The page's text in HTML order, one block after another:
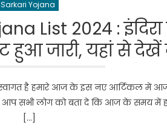
Sarkari Yojana
List 2024 :
हुआ जारी, यहां से
स्वागत है हमारे आज के इस नए आर्टिकल में
आप सभी लोग को बता दे कि आज के समय में
[…]